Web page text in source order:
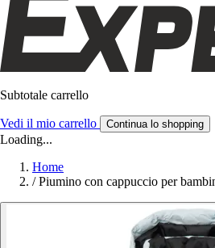
Subtotale carrello
Vedi il mio carrello Continua lo shopping
Loading...
Home
/ Piumino con cappuccio per